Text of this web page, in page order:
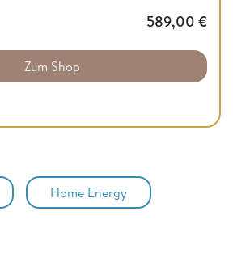
589,00 €
Zum Shop
Home Energy